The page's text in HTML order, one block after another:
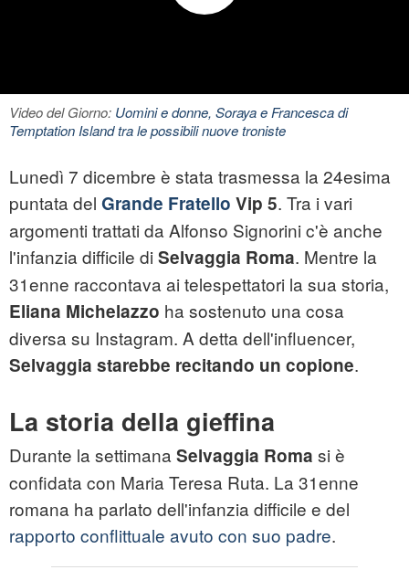
Video del Giorno: Uomini e donne, Soraya e Francesca di
Temptation Island tra le possibili nuove troniste
Lunedì 7 dicembre è stata trasmessa la 24esima
puntata del Grande Fratello Vip 5. Tra i vari
argomenti trattati da Alfonso Signorini c'è anche
l'infanzia difficile di Selvaggia Roma. Mentre la
31enne raccontava ai telespettatori la sua storia,
Eliana Michelazzo ha sostenuto una cosa
diversa su Instagram. A detta dell'influencer,
Selvaggia starebbe recitando un copione.
La storia della gieffina
Durante la settimana Selvaggia Roma si è
confidata con Maria Teresa Ruta. La 31enne
romana ha parlato dell'infanzia difficile e del
rapporto conflittuale avuto con suo padre.